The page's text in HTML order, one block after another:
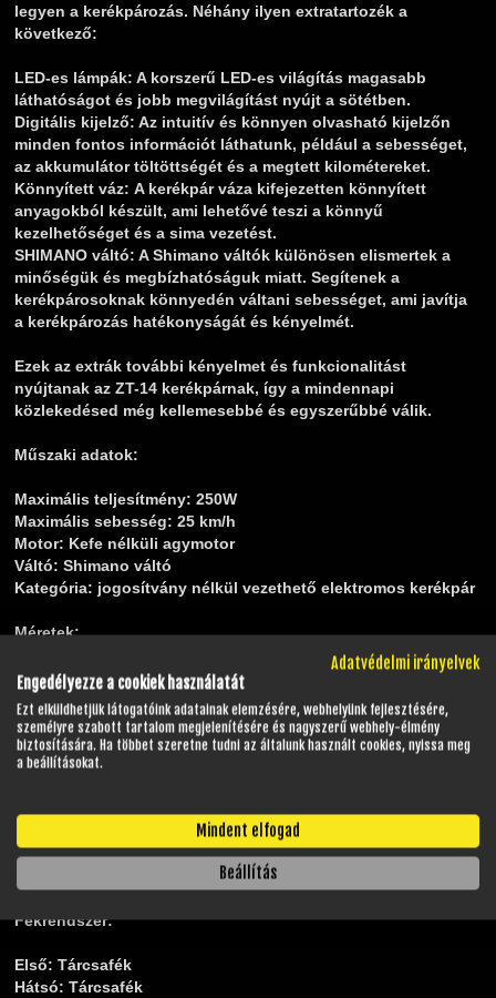
legyen a kerékpározás. Néhány ilyen extratartozék a
következő:
LED-es lámpák: A korszerű LED-es világítás magasabb
láthatóságot és jobb megvilágítást nyújt a sötétben.
Digitális kijelző: Az intuitív és könnyen olvasható kijelzőn
minden fontos információt láthatunk, például a sebességet,
az akkumulátor töltöttségét és a megtett kilométereket.
Könnyített váz: A kerékpár váza kifejezetten könnyített
anyagokból készült, ami lehetővé teszi a könnyű
kezelhetőséget és a sima vezetést.
SHIMANO váltó: A Shimano váltók különösen elismertek a
minőségük és megbízhatóságuk miatt. Segítenek a
kerékpárosoknak könnyedén váltani sebességet, ami javítja
a kerékpározás hatékonyságát és kényelmét.
Ezek az extrák további kényelmet és funkcionalitást
nyújtanak az ZT-14 kerékpárnak, így a mindennapi
közlekedésed még kellemesebbé és egyszerűbbé válik.
Műszaki adatok:
Maximális teljesítmény: 250W
Maximális sebesség: 25 km/h
Motor: Kefe nélküli agymotor
Váltó: Shimano váltó
Kategória: jogosítvány nélkül vezethető elektromos kerékpár
Méretek:
Hosszúság x Magasság x Szélesség:
1600 x 830 x 260 mm
Nettó súly:
29 kg
Max terhelhetőség:110 kg
Kerék és gumi méretek:
Hátsó kerék:27,5"
Fékrendszer:
Első: Tárcsafék
Hátsó: Tárcsafék
Adatvédelmi irányelvek
Engedélyezze a cookiek használatát
Ezt elküldhetjük látogatóink adatainak elemzésére, webhelyünk fejlesztésére,
személyre szabott tartalom megjelenítésére és nagyszerű webhely-élmény
biztosítására. Ha többet szeretne tudni az általunk használt cookies, nyissa meg
a beállításokat.
Mindent elfogad
Beállítás